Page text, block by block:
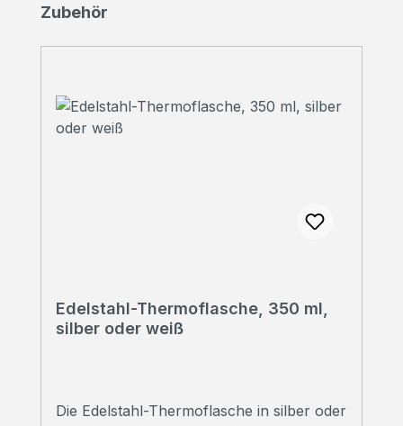
Produktgalerie überspringen
Zubehör
Edelstahl-Thermoflasche, 350 ml,
silber oder weiß
Die Edelstahl-Thermoflasche in silber oder